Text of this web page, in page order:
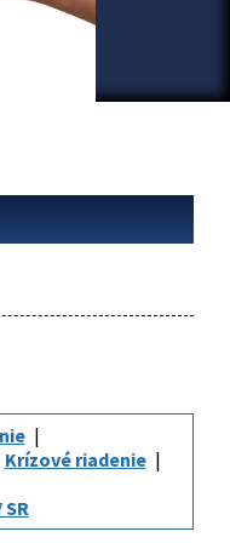
Krízové riadenie